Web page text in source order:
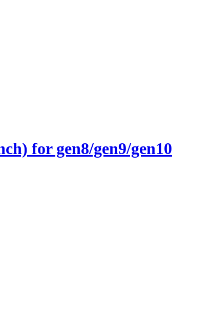
for gen8/gen9/gen10